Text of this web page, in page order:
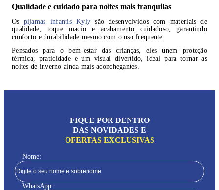
Qualidade e cuidado para noites mais tranquilas
Os pijamas infantis Kyly são desenvolvidos com materiais de
qualidade, toque macio e acabamento cuidadoso, garantindo
conforto e durabilidade mesmo com o uso frequente.
Pensados para o bem-estar das crianças, eles unem proteção
térmica, praticidade e um visual divertido, ideal para tornar as
noites de inverno ainda mais aconchegantes.
FIQUE POR DENTRO
DAS NOVIDADES E
OFERTAS EXCLUSIVAS
Nome:
WhatsApp: